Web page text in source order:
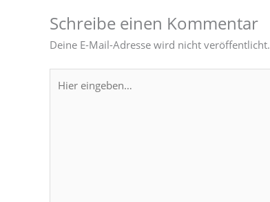
Schreibe einen Kommentar
Deine E-Mail-Adresse wird nicht veröffentlicht.
eingeben…